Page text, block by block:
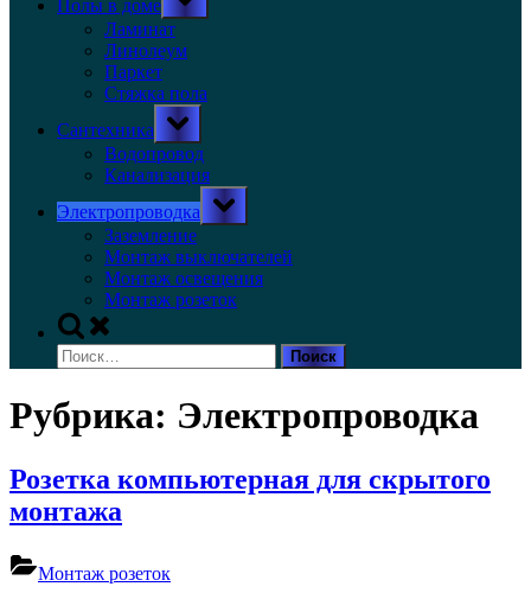
Полы в доме
sub-
menu
Ламинат
Линолеум
Паркет
Стяжка пола
Сантехника
Toggle
sub-
menu
Водопровод
Канализация
Электропроводка
Toggle
sub-
Заземление
Монтаж выключателей
Монтаж освещения
Монтаж розеток
Toggle
search
form
Найти:
Рубрика: Электропроводка
Розетка компьютерная для скрытого
монтажа
Монтаж розеток